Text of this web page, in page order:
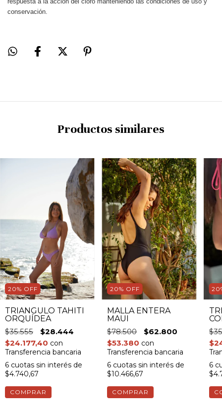
conservación.
Productos similares
20% OFF
TRIÁNGULO TAHITÍ
ORQUÍDEA
$35.555
$28.444
$24.177,40 con
Transferencia bancaria
6 cuotas sin interés de
$4.740,67
COMPRAR
20% OFF
MALLA ENTERA
MAUI
$78.500
$62.800
$53.380 con
Transferencia bancaria
6 cuotas sin interés de
$10.466,67
COMPRAR
6